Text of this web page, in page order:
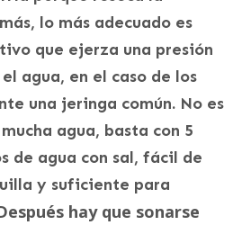
lo más adecuado es
que ejerza una presión
agua, en el caso de los
una jeringa común. No es
agua, basta con 5
de agua con sal, fácil de
y suficiente para
hay que sonarse